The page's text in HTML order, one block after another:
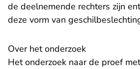
de deelnemende rechters zijn
deze vorm van
Over het onderzoek
Het onderzoek naar de proef